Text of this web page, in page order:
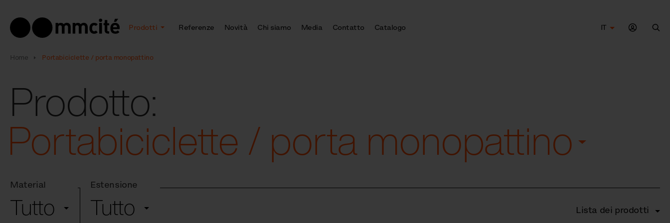
Prodotti Referenze Novità Chi siamo Media Contatto Catalogo
IT
Home Portabiciclette / porta monopattino
Prodotto:
Portabiciclette / porta monopattino
Material
Tutto
Estensione
Tutto Lista dei prodotti